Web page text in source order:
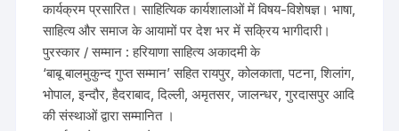
कार्यक्रम प्रसारित। साहित्यिक कार्यशालाओं में विषय-विशेषज्ञ। भाषा,
साहित्य और समाज के आयामों पर देश भर में सक्रिय भागीदारी।
पुरस्कार / सम्मान : हरियाणा साहित्य अकादमी के
‘बाबू बालमुकुन्द गुप्त सम्मान’ सहित रायपुर, कोलकाता, पटना, शिलांग,
भोपाल, इन्दौर, हैदराबाद, दिल्ली, अमृतसर, जालन्धर, गुरदासपुर आदि
की संस्थाओं द्वारा सम्मानित ।